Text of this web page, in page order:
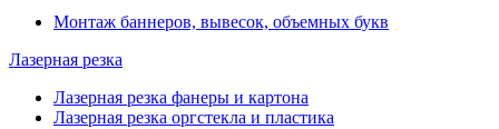
Монтаж баннеров, вывесок, объемных букв
Лазерная резка
Лазерная резка фанеры и картона
Лазерная резка оргстекла и пластика